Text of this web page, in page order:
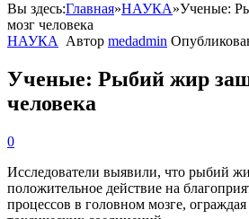
Вы здесь:Главная»НАУКА»Ученые:
мозг человека
НАУКА
Автор medadmin
Ученые: Рыбий жир
человека
0
Исследователи выявили, что рыбий
положительное действие на
процессов в головном мозге, ограждая